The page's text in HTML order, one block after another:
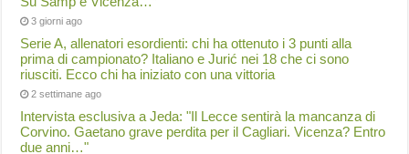
3 giorni ago
Serie A, allenatori esordienti: chi ha ottenuto i 3 punti alla
prima di campionato? Italiano e Jurić nei 18 che ci sono
riusciti. Ecco chi ha iniziato con una vittoria
2 settimane ago
Intervista esclusiva a Jeda: "Il Lecce sentirà la mancanza di
Corvino. Gaetano grave perdita per il Cagliari. Vicenza? Entro
due anni…"